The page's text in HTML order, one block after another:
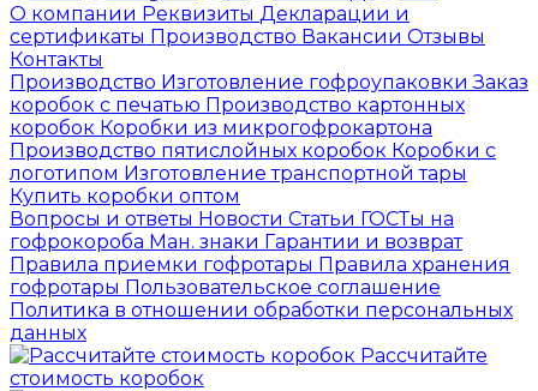
О компании Реквизиты Декларации и
сертификаты Производство Вакансии Отзывы
Контакты
Производство Изготовление гофроупаковкиЗаказ
коробок с печатью Производство картонных
коробок Коробки из микрогофрокартона
Производство пятислойных коробок Коробки с
логотипом Изготовление транспортной тары
Купить коробки оптом
Вопросы и ответы Новости Статьи ГОСТы на
гофрокороба Ман. знаки Гарантии и возврат
Правила приемки гофротары Правила хранения
гофротары Пользовательское соглашение
Политика в отношении обработки персональных
данных
Рассчитайте
стоимость коробок